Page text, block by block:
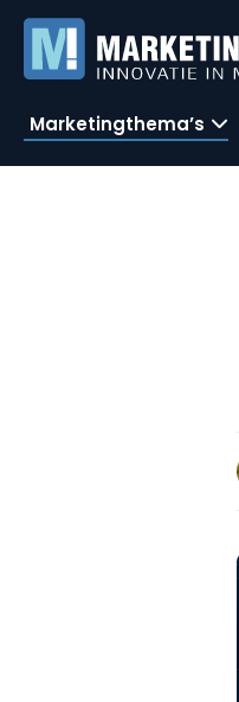
Marketingthema’s